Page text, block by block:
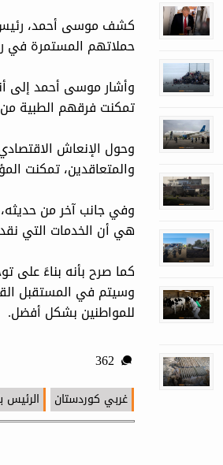
حملاتهم المستمرة في روجآفا،
وأشار موسى أحمد إلى
تمكنت فرقهم الطبية من
وحول الإنعاش
والمتعاقدين، تمكنت المؤسسة
وفي جانب آخر من
هي أن الخدمات التي
كما صرح بأنه بناءً على
وسيتم في المستقبل
للمواطنين بشكل أفضل.
362
غربي كوردستان الرئيس